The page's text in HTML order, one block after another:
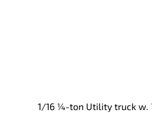
1/16 ¼-ton Utility truck